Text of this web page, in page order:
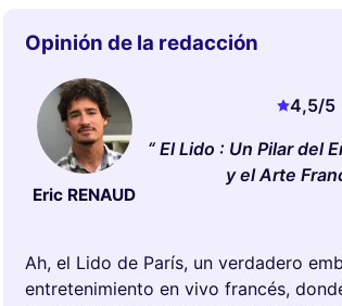
Opinión de la redacción
Eric RENAUD
4,5/5
El Lido : Un Pilar del
y el Arte
Ah, el Lido de París, un verdadero
entretenimiento en vivo francés,